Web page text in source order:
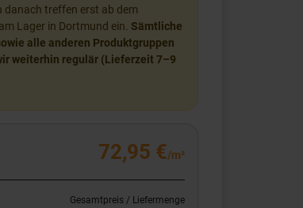
danach treffen erst ab dem
Lager in Dortmund ein. Sämtliche
alle anderen Produktgruppen
weiterhin regulär (Lieferzeit 7–9
72,95 €/m²
Gesamtpreis / Liefermenge